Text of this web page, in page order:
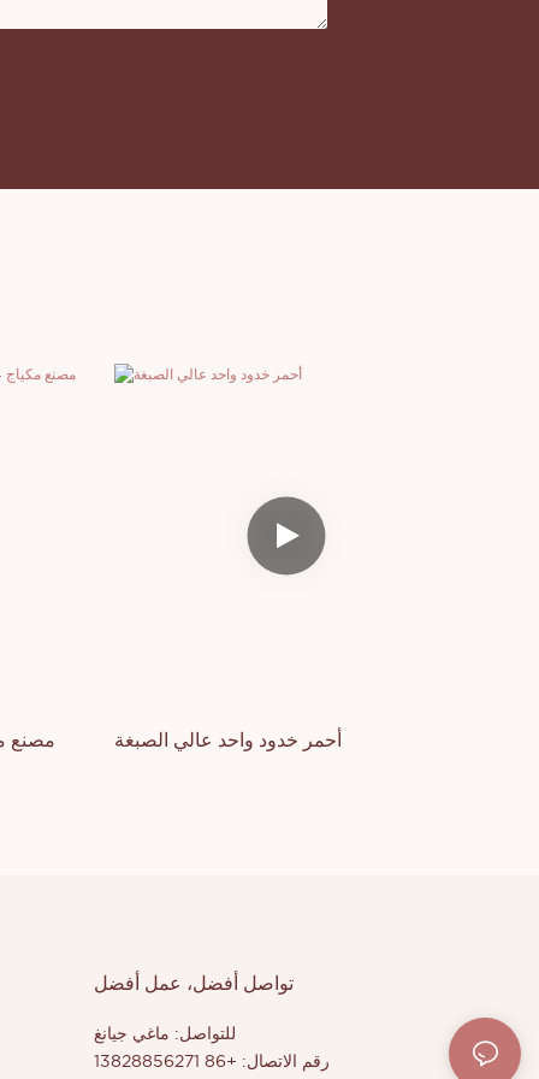
مصنع
أحمر خدود واحد عالي الصبغة
تواصل أفضل، عمل أفضل
للتواصل: ماغي جيانغ
رقم الاتصال: +86 13828856271